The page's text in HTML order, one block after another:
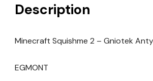
Description
Minecraft Squishme 2 – Gniotek
EGMONT